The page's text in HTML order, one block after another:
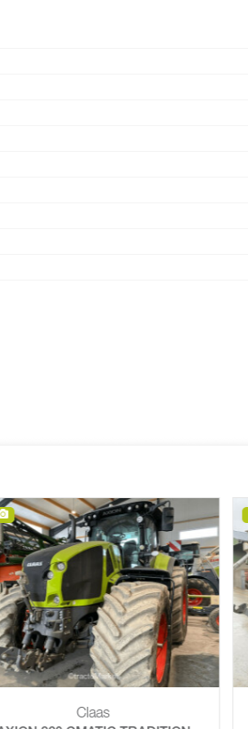
12